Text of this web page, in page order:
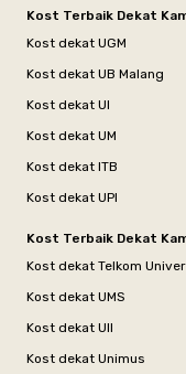
Kost Terbaik Dekat
Kost dekat UGM
Kost dekat UB Malang
Kost dekat UI
Kost dekat UM
Kost dekat ITB
Kost dekat UPI
Kost Terbaik Dekat
Kost dekat Telkom
Kost dekat UMS
Kost dekat UII
Kost dekat Unimus